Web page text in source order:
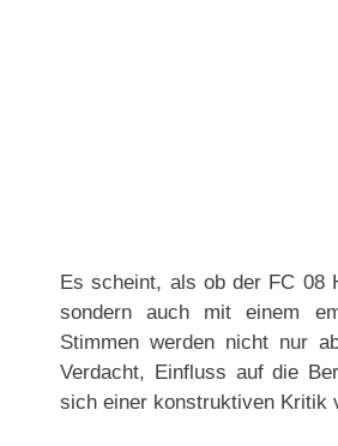
Es scheint, als ob der FC 08
sondern auch mit einem
Stimmen werden nicht nur
Verdacht, Einfluss auf die
sich einer konstruktiven Kritik